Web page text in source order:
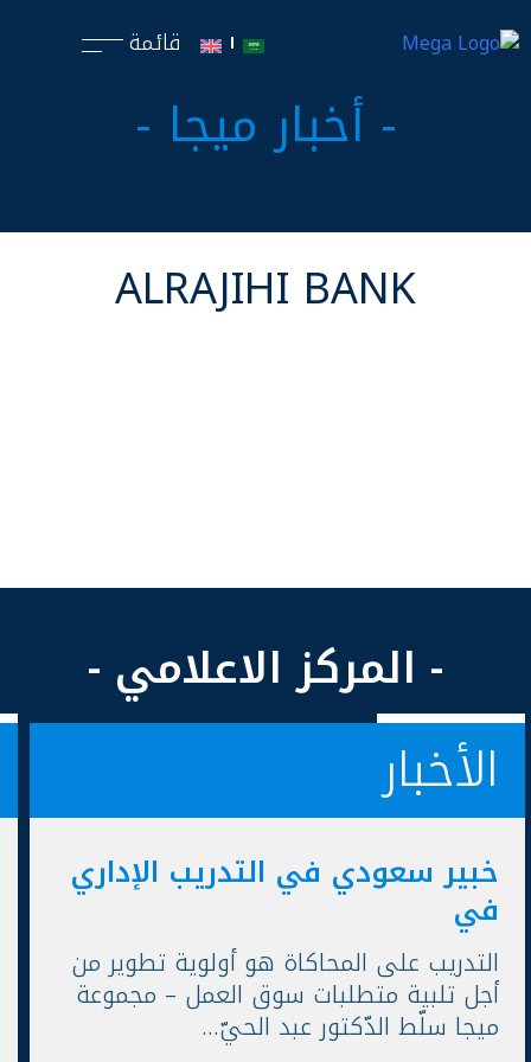
قائمة
- أخبار ميجا -
ALRAJIHI BANK
- المركز الاعلامي -
الأخبار
خبير سعودي في التدريب الإداري
في
التدريب على المحاكاة هو أولوية تطوير من
أجل تلبية متطلبات سوق العمل – مجموعة
ميجا سلّط الدّكتور عبد الحيّ...